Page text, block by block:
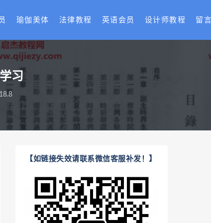
瑜伽美体 法律教程 英语会员 设计师教程 留
习
【如链接失效请联系微信客服补发！】